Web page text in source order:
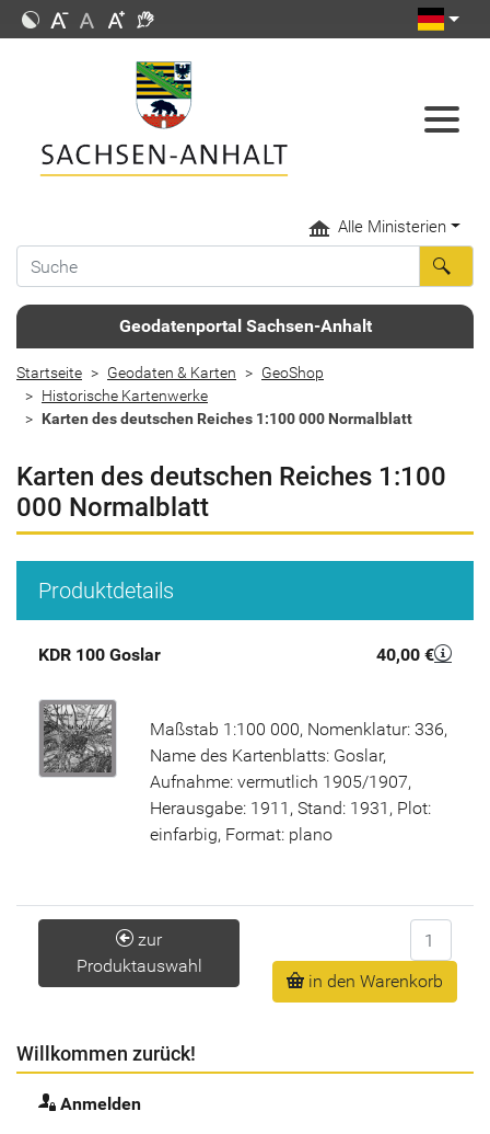
Alle Ministerien
Geodatenportal Sachsen-Anhalt
Startseite Geodaten & Karten
GeoShop
Historische Kartenwerke
Karten des deutschen Reiches 1:100 000 Normalblatt
Karten des deutschen Reiches 1:100
000 Normalblatt
Produktdetails
KDR 100 Goslar 40,00 €
Maßstab 1:100 000, Nomenklatur: 336,
Name des Kartenblatts: Goslar,
Aufnahme: vermutlich 1905/1907,
Herausgabe: 1911, Stand: 1931, Plot:
einfarbig, Format: plano
zur
Produktauswahl
Anzahl
in den Warenkorb
Willkommen zurück!
Anmelden